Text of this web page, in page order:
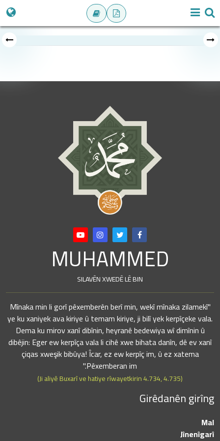
MUHAMMED
SILAVÊN XWEDÊ LÊ BIN
"Mînaka min li gorî pêxemberên berî min, wekî mînaka zilamekî
ye ku xaniyek ava kiriye û temam kiriye, ji bilî yek kerpîçeke vala.
Dema ku mirov xanî dibînin, heyranê bedewiya wî dimînin û
dibêjin: Eger ew kerpîça vala li cihê xwe bihata danîn, dê ev xanî
çiqas xweşik bibûya! Îcar, ez ew kerpîç im, û ez xatema
Pêxemberan im."
(Ji aliyê Buxarî ve hatiye rîwayetkirin 4.734, 4.735)
Girêdanên girîng
Mal
Jînenîgarî